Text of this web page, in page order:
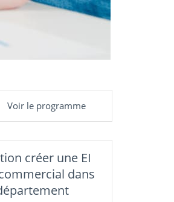
Voir le programme
créer une EI
dans